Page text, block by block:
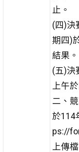
止。
(四)決
期四)
結果。
(五)決
上午
二、
於114
ps://
上傳